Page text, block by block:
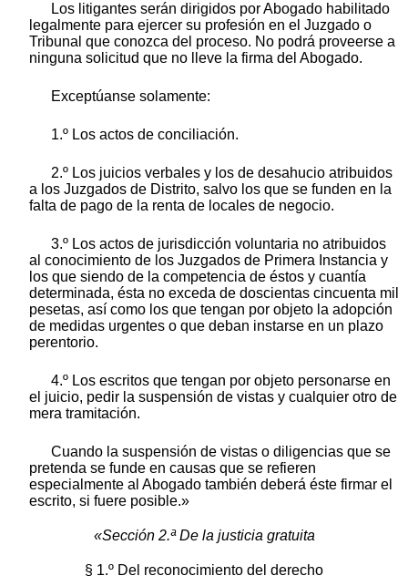
Los litigantes serán dirigidos por Abogado habilitado
legalmente para ejercer su profesión en el Juzgado o
Tribunal que conozca del proceso. No podrá proveerse a
ninguna solicitud que no lleve la firma del Abogado.
Exceptúanse solamente:
1.º Los actos de conciliación.
2.º Los juicios verbales y los de desahucio atribuidos
a los Juzgados de Distrito, salvo los que se funden en la
falta de pago de la renta de locales de negocio.
3.º Los actos de jurisdicción voluntaria no atribuidos
al conocimiento de los Juzgados de Primera Instancia y
los que siendo de la competencia de éstos y cuantía
determinada, ésta no exceda de doscientas cincuenta mil
pesetas, así como los que tengan por objeto la adopción
de medidas urgentes o que deban instarse en un plazo
perentorio.
4.º Los escritos que tengan por objeto personarse en
el juicio, pedir la suspensión de vistas y cualquier otro de
mera tramitación.
Cuando la suspensión de vistas o diligencias que se
pretenda se funde en causas que se refieren
especialmente al Abogado también deberá éste firmar el
escrito, si fuere posible.»
«Sección 2.ª De la justicia gratuita
§ 1.º Del reconocimiento del derecho